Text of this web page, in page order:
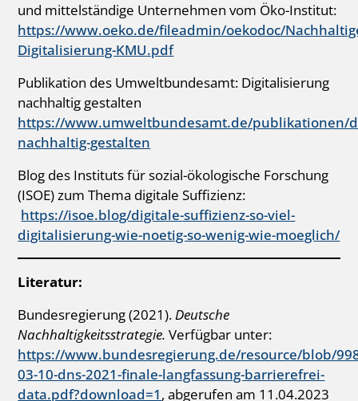
und mittelständige Unternehmen vom Öko-Institut:
https://www.oeko.de/fileadmin/oekodoc/
Digitalisierung-KMU.pdf
Publikation des Umweltbundesamt: Digitalisierung
nachhaltig gestalten
https://www.umweltbundesamt.de/publikationen/
nachhaltig-gestalten
Blog des Instituts für sozial-ökologische Forschung
(ISOE) zum Thema digitale Suffizienz:
https://isoe.blog/digitale-suffizienz-so-viel-
digitalisierung-wie-noetig-so-wenig-wie-moeglich/
Literatur:
Bundesregierung (2021).Deutsche
Nachhaltigkeitsstrategie. Verfügbar unter:
https://www.bundesregierung.de/resource/blob/
03-10-dns-2021-finale-langfassung-barrierefrei-
data.pdf?download=1, abgerufen am 11.04.2023